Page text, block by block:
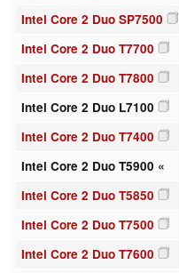
Intel Core 2 Duo SP7500
Intel Core 2 Duo T7700
Intel Core 2 Duo T7800
Intel Core 2 Duo L7100
Intel Core 2 Duo T7400
Intel Core 2 Duo T5900 «
Intel Core 2 Duo T5850
Intel Core 2 Duo T7500
Intel Core 2 Duo T7600